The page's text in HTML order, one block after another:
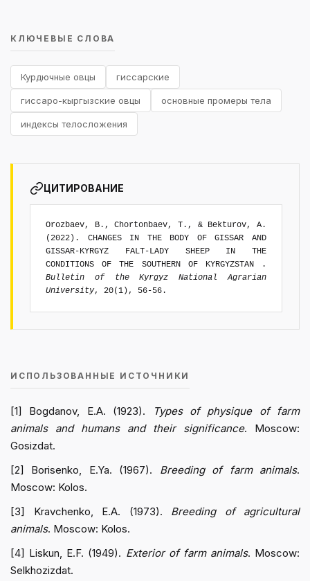
КЛЮЧЕВЫЕ СЛОВА
Курдючные овцы гиссарские
гиссаро-кыргызские овцы основные промеры тела
индексы телосложения
ЦИТИРОВАНИЕ
Orozbaev, B., Chortonbaev, T., & Bekturov, A.
(2022). CHANGES IN THE BODY OF GISSAR AND
GISSAR-KYRGYZ FALT-LADY SHEEP IN THE
CONDITIONS OF THE SOUTHERN OF KYRGYZSTAN .
Bulletin of the Kyrgyz National Agrarian
University, 20(1), 56-56.
ИСПОЛЬЗОВАННЫЕ ИСТОЧНИКИ
[1] Bogdanov, E.A. (1923).
Types of physique of farm
animals and humans and their significance. Moscow:
Gosizdat.
[2] Borisenko, E.Ya. (1967). Breeding of farm animals.
Moscow: Kolos.
[3] Kravchenko, E.A. (1973). Breeding of agricultural
animals. Moscow: Kolos.
[4] Liskun, E.F. (1949). Exterior of farm animals. Moscow:
Selkhozizdat.